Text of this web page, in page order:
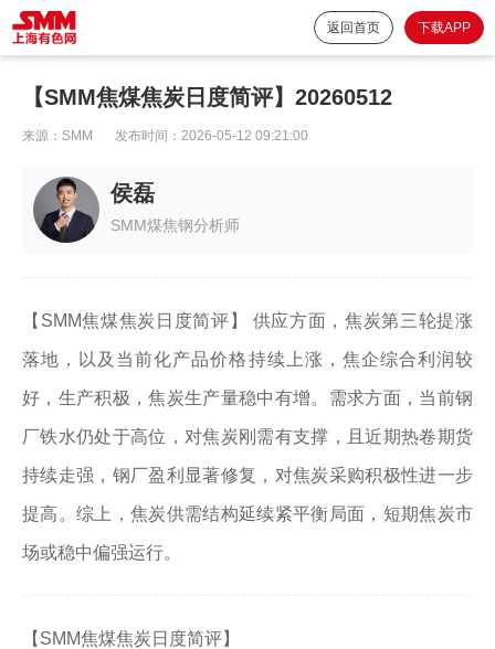
返回首页 下载APP
【SMM焦煤焦炭日度简评】20260512
来源： SMM 发布时间： 2026-05-12 09:21:00
侯磊
SMM煤焦钢分析师
【SMM焦煤焦炭日度简评】 供应方面，焦炭第三轮提涨
落地，以及当前化产品价格持续上涨，焦企综合利润较
好，生产积极，焦炭生产量稳中有增。需求方面，当前钢
厂铁水仍处于高位，对焦炭刚需有支撑，且近期热卷期货
持续走强，钢厂盈利显著修复，对焦炭采购积极性进一步
提高。综上，焦炭供需结构延续紧平衡局面，短期焦炭市
场或稳中偏强运行。
【SMM焦煤焦炭日度简评】